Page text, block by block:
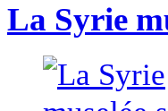
La Syrie